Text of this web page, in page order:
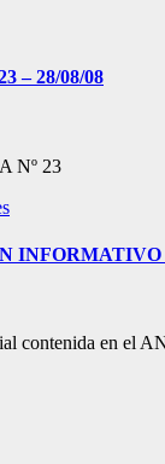
– 28/08/08
Nº 23
INFORMATIVO
contenida en el